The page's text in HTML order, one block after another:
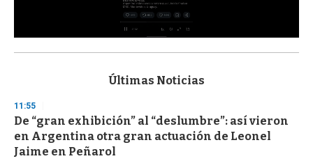
s
d
s
o
f
3
Últimas Noticias
11:55
De “gran exhibición” al “deslumbre”: así vieron
en Argentina otra gran actuación de Leonel
Jaime en Peñarol